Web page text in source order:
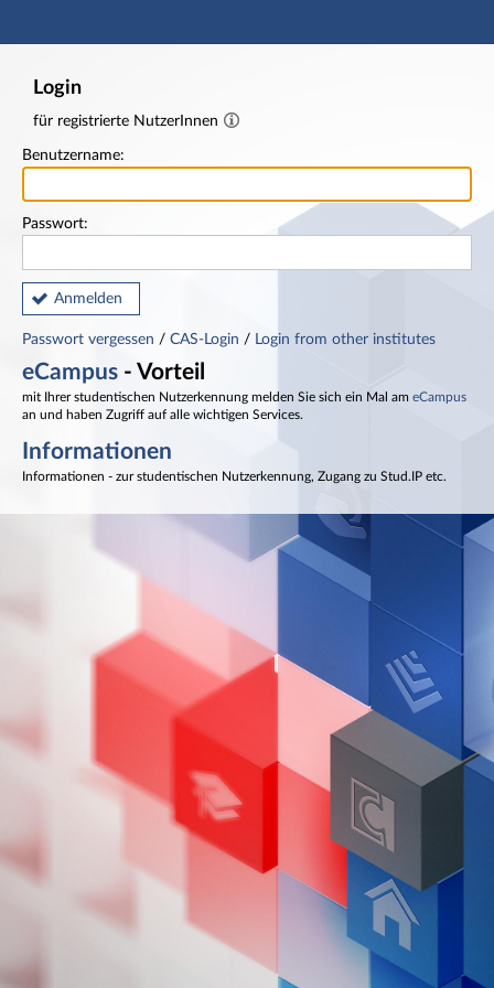
Hauptnavigation
Login
für registrierte NutzerInnen
Benutzername:
Passwort:
Anmelden
Passwort vergessen / CAS-Login / Login from other institutes
eCampus - Vorteil
mit Ihrer studentischen Nutzerkennung melden Sie sich ein Mal am eCampus
an und haben Zugriff auf alle wichtigen Services.
Informationen
Informationen - zur studentischen Nutzerkennung, Zugang zu Stud.IP etc.